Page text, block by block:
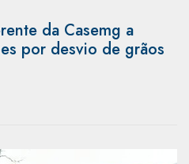
da Casemg a
por desvio de grãos